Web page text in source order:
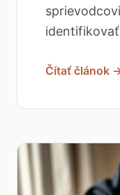
Čítať článok